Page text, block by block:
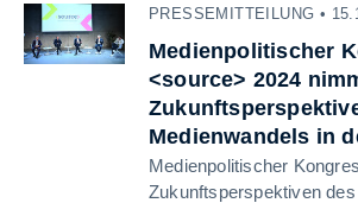
PRESSEMITTEILUNG •
Medienpolitischer
<source> 2024
Medienwandels in
Medienpolitischer
Zukunftsperspektiven